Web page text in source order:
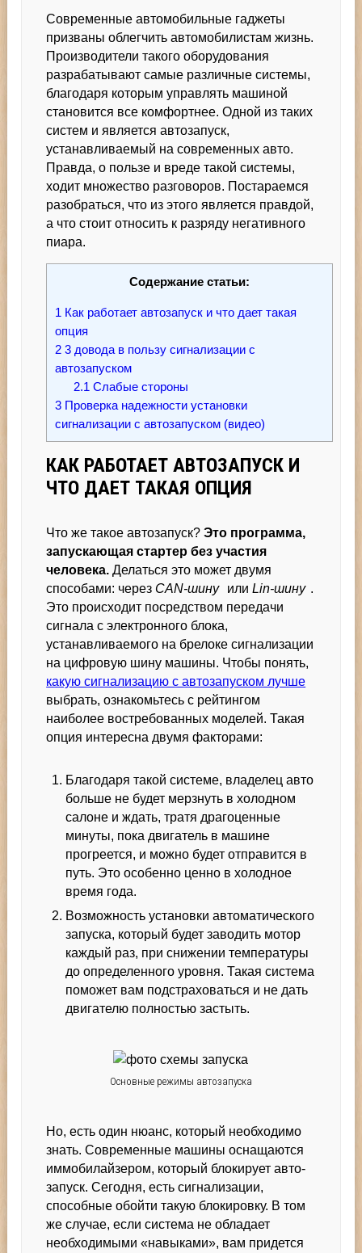
Современные автомобильные гаджеты
призваны облегчить автомобилистам жизнь.
Производители такого оборудования
разрабатывают самые различные системы,
благодаря которым управлять машиной
становится все комфортнее. Одной из таких
систем и является автозапуск,
устанавливаемый на современных авто.
Правда, о пользе и вреде такой системы,
ходит множество разговоров. Постараемся
разобраться, что из этого является правдой,
а что стоит относить к разряду негативного
пиара.
Содержание статьи:
1 Как работает автозапуск и что дает такая
опция
2 3 довода в пользу сигнализации с
автозапуском
2.1 Слабые стороны
3 Проверка надежности установки
сигнализации с автозапуском (видео)
КАК РАБОТАЕТ АВТОЗАПУСК И
ЧТО ДАЕТ ТАКАЯ ОПЦИЯ
Что же такое автозапуск?Это программа,
запускающая стартер без участия
человека. Делаться это может двумя
способами: через CAN-шину илиLin-шину .
Это происходит посредством передачи
сигнала с электронного блока,
устанавливаемого на брелоке сигнализации
на цифровую шину машины. Чтобы понять,
какую сигнализацию с автозапуском лучше
выбрать, ознакомьтесь с рейтингом
наиболее востребованных моделей. Такая
опция интересна двумя факторами:
Благодаря такой системе, владелец авто
больше не будет мерзнуть в холодном
салоне и ждать, тратя драгоценные
минуты, пока двигатель в машине
прогреется, и можно будет отправится в
путь. Это особенно ценно в холодное
время года.
Возможность установки автоматического
запуска, который будет заводить мотор
каждый раз, при снижении температуры
до определенного уровня. Такая система
поможет вам подстраховаться и не дать
двигателю полностью застыть.
Основные режимы автозапуска
Но, есть один нюанс, который необходимо
знать. Современные машины оснащаются
иммобилайзером, который блокирует авто-
запуск. Сегодня, есть сигнализации,
способные обойти такую блокировку. В том
же случае, если система не обладает
необходимыми «навыками», вам придется